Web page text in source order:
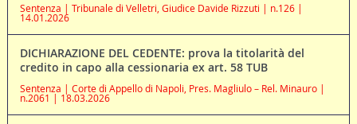
Sentenza | Tribunale di Velletri, Giudice Davide Rizzuti | n.126 |
14.01.2026
DICHIARAZIONE DEL CEDENTE: prova la titolarità del
credito in capo alla cessionaria ex art. 58 TUB
Sentenza | Corte di Appello di Napoli, Pres. Magliulo – Rel. Minauro |
n.2061 | 18.03.2026